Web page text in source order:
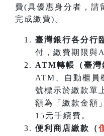
費(具優惠身分者，請
完成繳費)。
臺灣銀行各分行
付，繳費期限與
ATM轉帳（臺灣
ATM、自動櫃員
號標示於繳款單
額為「繳款金額
15元手續費。
便利商店繳款（